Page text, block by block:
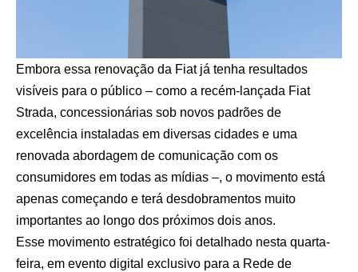
Embora essa renovação da Fiat já tenha resultados
visíveis para o público – como a recém-lançada Fiat
Strada, concessionárias sob novos padrões de
excelência instaladas em diversas cidades e uma
renovada abordagem de comunicação com os
consumidores em todas as mídias –, o movimento está
apenas começando e terá desdobramentos muito
importantes ao longo dos próximos dois anos.
Esse movimento estratégico foi detalhado nesta quarta-
feira, em evento digital exclusivo para a Rede de